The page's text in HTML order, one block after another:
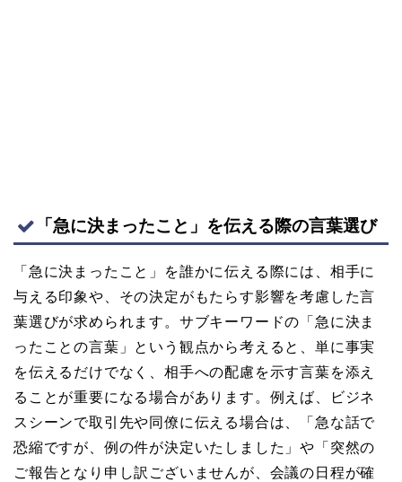
「急に決まったこと」を伝える際の言葉選び
「急に決まったこと」を誰かに伝える際には、相手に
与える印象や、その決定がもたらす影響を考慮した言
葉選びが求められます。サブキーワードの「急に決ま
ったことの言葉」という観点から考えると、単に事実
を伝えるだけでなく、相手への配慮を示す言葉を添え
ることが重要になる場合があります。例えば、ビジネ
スシーンで取引先や同僚に伝える場合は、「急な話で
恐縮ですが、例の件が決定いたしました」や「突然の
ご報告となり申し訳ございませんが、会議の日程が確